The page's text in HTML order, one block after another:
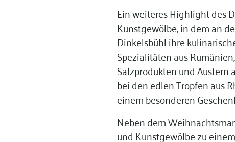
Ein weiteres Highlight des
Kunstgewölbe, in dem an
Dinkelsbühl ihre
Spezialitäten aus
Salzprodukten und Austern
bei den edlen Tropfen aus
einem besonderen
Neben dem
und Kunstgewölbe zu